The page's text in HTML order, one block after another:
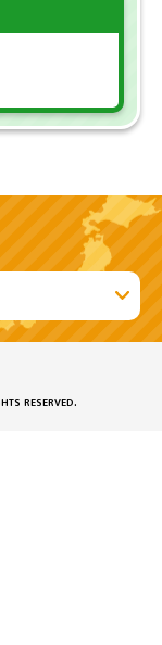
RESERVED.